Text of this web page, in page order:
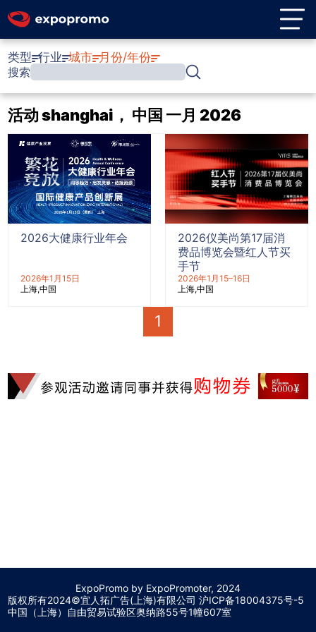
类型 行业 城市 月份/年份
搜索
活动 shanghai， 中国 一月 2026
2026大健康行业年会
2026年1月15日
上海 中国
2026仪美尚第17届消
费品博览会暨红人节买
手节
2026年1月15–16日
上海 中国
1
ExpoPromo by ExpoPromoter, 2024
版权所有2024©宜人拓广告(上海)有限公司 沪ICP备18004375号-5
中国（上海）自由贸易试验区奥纳路55号1幢607室